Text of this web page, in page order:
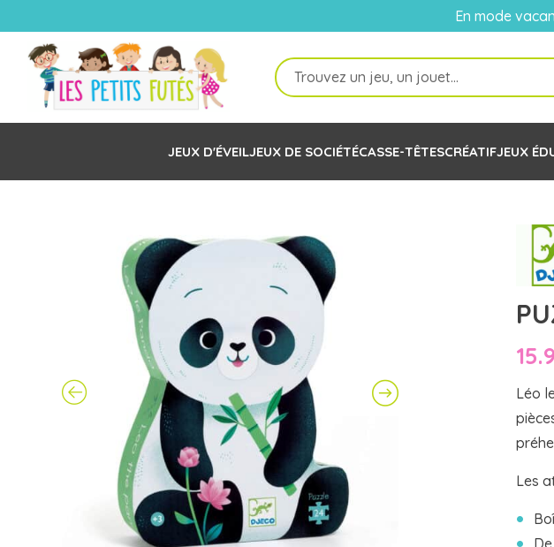
En mode
Recherche
de
produits
JEUX D'ÉVEILJEUX DE SOCIÉTÉCASSE-TÊTESCRÉATIFJEUX
Léo
Les